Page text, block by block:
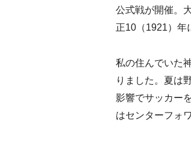
公式戦が開催。
正10（1921）年
私の住んでいた
りました。夏は
影響でサッカー
はセンターフォ